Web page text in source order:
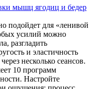
мышц ягодиц и бедер
подойдет для «ленивой
усилий можно
разгладить
и эластичность
несколько сеансов.
10 программ
Настройте